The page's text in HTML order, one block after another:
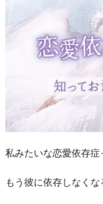
私みたいな恋愛依存
もう彼に依存しなく